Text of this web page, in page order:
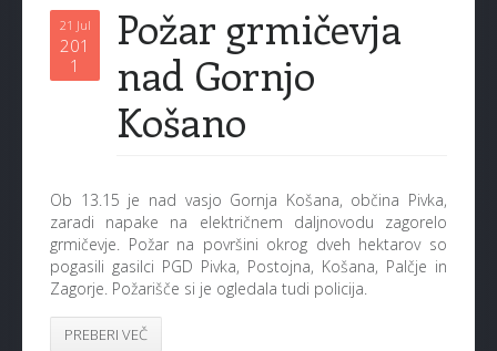
21 Jul
201
1
Požar grmičevja
nad Gornjo
Košano
Ob 13.15 je nad vasjo Gornja Košana, občina Pivka,
zaradi napake na električnem daljnovodu zagorelo
grmičevje. Požar na površini okrog dveh hektarov so
pogasili gasilci PGD Pivka, Postojna, Košana, Palčje in
Zagorje. Požarišče si je ogledala tudi policija.
PREBERI VEČ